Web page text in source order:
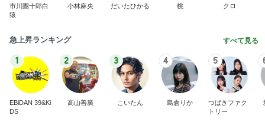
市川團十郎白
猿
小林麻央 だいたひかる 桃 クロ
急上昇ランキング すべて見る
1
EBiDAN 39&Ki
DS
2
高山善廣
3
こいたん
4
島倉りか
5
つばきファク
トリー